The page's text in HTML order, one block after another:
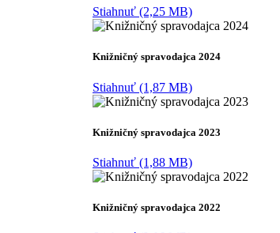
Stiahnuť (2,25 MB)
Knižničný spravodajca 2024
Stiahnuť (1,87 MB)
Knižničný spravodajca 2023
Stiahnuť (1,88 MB)
Knižničný spravodajca 2022